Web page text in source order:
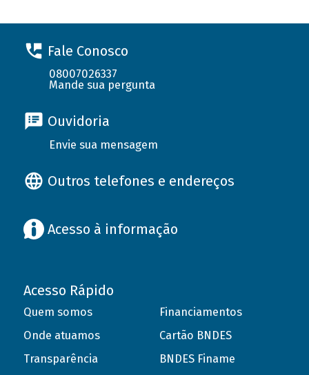
Fale Conosco
08007026337
Mande sua pergunta
Ouvidoria
Envie sua mensagem
Outros telefones e endereços
Acesso à informação
Acesso Rápido
Quem somos
Onde atuamos
Transparência
Financiamentos
Cartão BNDES
BNDES Finame